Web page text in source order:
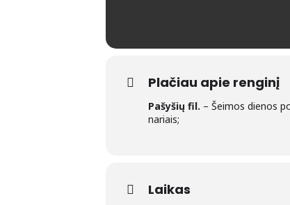
Plačiau apie renginį
Pašyšių fil. – Šeimos dienos
nariais;
Laikas